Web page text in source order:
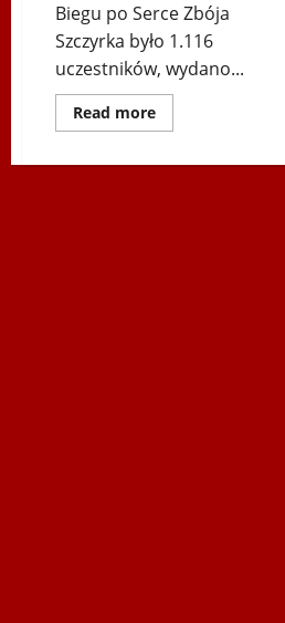
Biegu po Serce Zbója
Szczyrka było 1.116
uczestników, wydano...
Read moreDowiedz
się